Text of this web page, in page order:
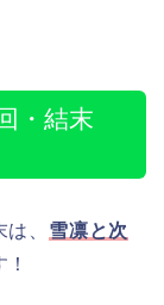
・結末
、 雪凛と次